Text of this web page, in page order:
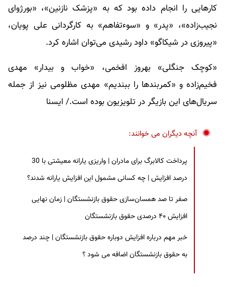
کارهایی را انجام داده بود که به «پزشک نازنین»، «بورژوای
نجیب‌زاده»، «پدر» و «سوءتفاهم» به کارگردانی علی پویان،
«پیروزی در شیکاگو» داود رشیدی می‌توان اشاره کرد.
«کوچک جنگلی» بهروز افخمی، «خواب و بیدار» مهدی
فخیم‌زاده و «کمربندها را ببندیم» مهدی مظلومی نیز از جمله
سریال‌های این بازیگر در تلویزیون بوده است./ ایسنا
آنچه دیگران می خوانند:
پرداخت کالابرگ برای مادران | واریزی یارانه معیشتی با 30
درصد افزایش | چه کسانی مشمول این افزایش یارانه شدند؟
صفر تا صد همسان‌سازی حقوق بازنشستگان | زمان نهایی
افزایش ۴۰ درصدی حقوق بازنشستگان
خبر مهم درباره افزایش دوباره حقوق بازنشستگان | چند درصد
به حقوق بازنشستگان اضافه می شود ؟